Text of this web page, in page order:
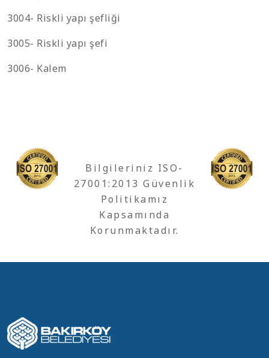
3004- Riskli yapı şefliği
3005- Riskli yapı şefi
3006- Kalem
Bilgileriniz ISO-
27001:2013 Güvenlik
Politikamız
Kapsamında
Korunmaktadır.